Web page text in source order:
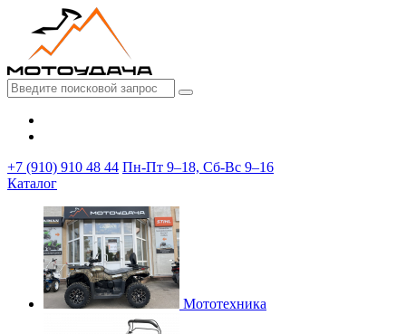
+7 (910) 910 48 44 Пн-Пт 9–18, Сб-Вс 9–16
Каталог
Мототехника